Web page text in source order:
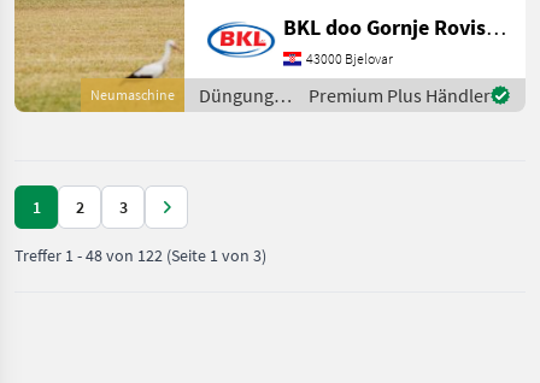
Neumaschine
Deichsel K80 • 1. und 3.
Lenkachse, mechanisch •
Kastenabmessungen: 9, 00
x 2, 22 m • Se
BKL doo Gornje Rovisce Kroatien
43000 Bjelovar
Düngung
und
Premium Plus Händler
1 2 3
Treffer 1-48von 122 (Seite 1 von 3)